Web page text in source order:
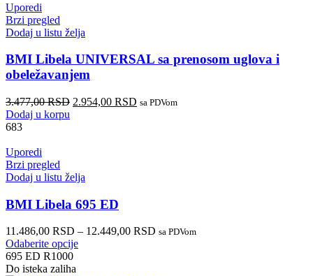
Uporedi
Brzi pregled
Dodaj u listu želja
BMI Libela UNIVERSAL sa prenosom uglova i
obeležavanjem
3.477,00RSD 2.954,00 RSD sa PDVom
Dodaj u korpu
683
Uporedi
Brzi pregled
Dodaj u listu želja
BMI Libela 695 ED
11.486,00 RSD – 12.449,00 RSD sa PDVom
Odaberite opcije
695 ED R1000
Do isteka zaliha